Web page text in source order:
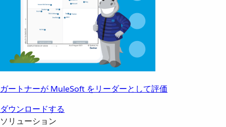
ガートナーが MuleSoft をリーダーとして評価
ダウンロードする
ソリューション